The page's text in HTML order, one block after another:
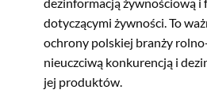
dotyczącymi żywności. To
ochrony polskiej branży
nieuczciwą konkurencją i
jej produktów.